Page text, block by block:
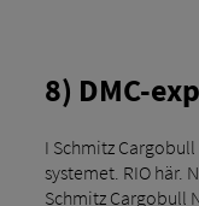
8) DMC-
I Schmitz
systemet. RIO här.
Schmitz Cargobull